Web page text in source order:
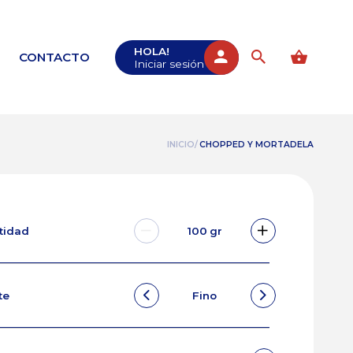
HOLA!
Iniciar sesión
CONTACTO
INICIO/CHOPPED Y MORTADELA
100 gr
Fino